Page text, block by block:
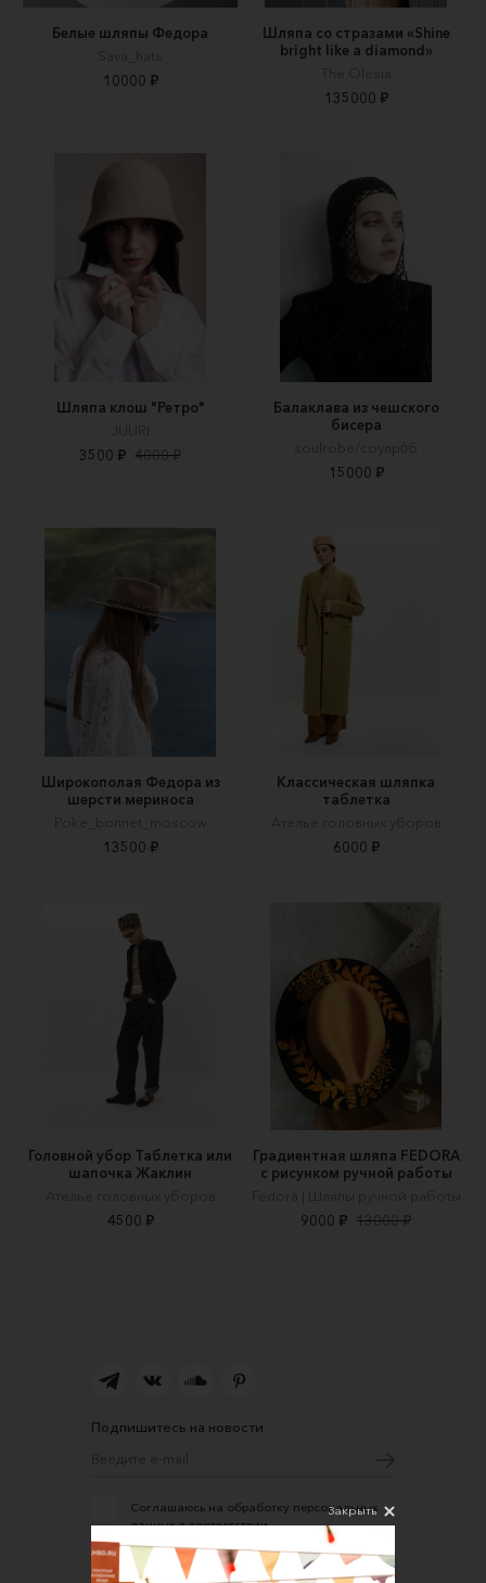
Белые шляпы Федора
Sava_hats
10000 ₽
Шляпа со стразами «Shine
bright like a diamond»
The Olesia
135000 ₽
Шляпа клош "Ретро"
JULIRI
3500 ₽ 4000 ₽
Балаклава из чешского
бисера
soulrobe/соулро́б
15000 ₽
Широкополая Федора из
шерсти мериноса
Poke_bonnet_moscow
13500 ₽
Классическая шляпка
таблетка
Ателье головных уборов
6000 ₽
Головной убор Таблетка или
шапочка Жаклин
Ателье головных уборов
4500 ₽
Градиентная шляпа FEDORA
с рисунком ручной работы
Fedorá | Шляпы ручной работы
9000 ₽ 13000 ₽
Подпишитесь на новости
Соглашаюсь на обработку персональных
данных в соответствии
сПолитикой конфиденциальности
Закрыть